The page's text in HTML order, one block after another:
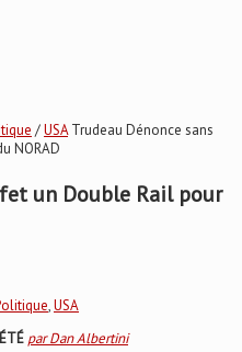
/USATrudeau Dénonce sans
NORAD
un Double Rail pour
,USA
par Dan Albertini